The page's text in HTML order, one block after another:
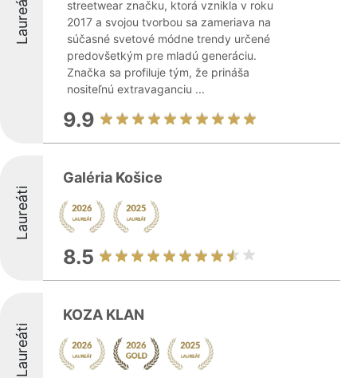
Laureáti
streetwear značku, ktorá vznikla v roku
2017 a svojou tvorbou sa zameriava na
súčasné svetové módne trendy určené
predovšetkým pre mladú generáciu.
Značka sa profiluje tým, že prináša
nositeľnú extravaganciu ...
9.9
Laureáti
Galéria Košice
8.5
Laureáti
KOZA KLAN